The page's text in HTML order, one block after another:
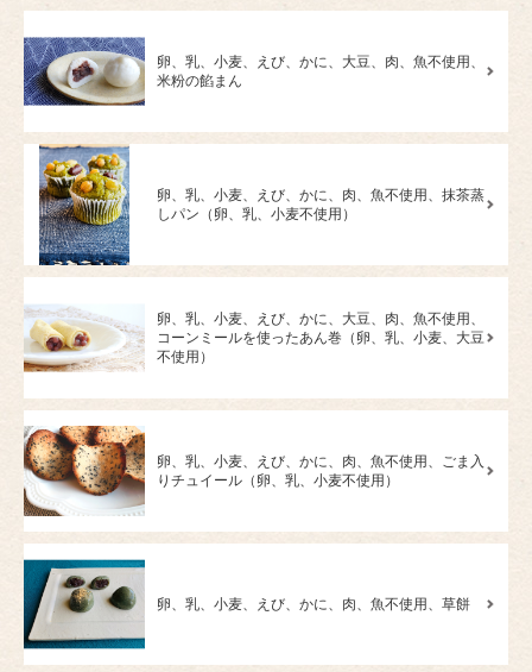
卵、乳、小麦、えび、かに、大豆、肉、魚不使用、
米粉の餡まん
卵、乳、小麦、えび、かに、肉、魚不使用、抹茶蒸
しパン（卵、乳、小麦不使用）
卵、乳、小麦、えび、かに、大豆、肉、魚不使用、
コーンミールを使ったあん巻（卵、乳、小麦、大豆
不使用）
卵、乳、小麦、えび、かに、肉、魚不使用、ごま入
りチュイール（卵、乳、小麦不使用）
卵、乳、小麦、えび、かに、肉、魚不使用、草餅